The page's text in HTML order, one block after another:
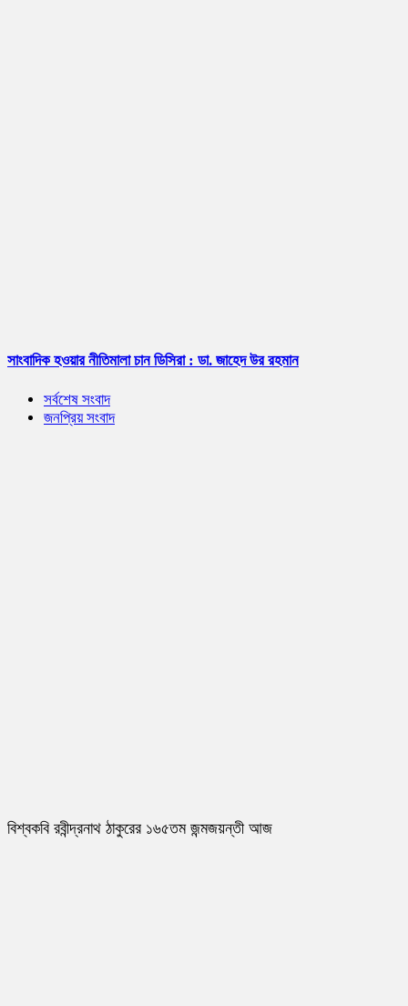
সাংবাদিক হওয়ার নীতিমালা চান ডিসিরা : ডা. জাহেদ উর রহমান
সর্বশেষ সংবাদ
জনপ্রিয় সংবাদ
বিশ্বকবি রবীন্দ্রনাথ ঠাকুরের ১৬৫তম জন্মজয়ন্তী আজ